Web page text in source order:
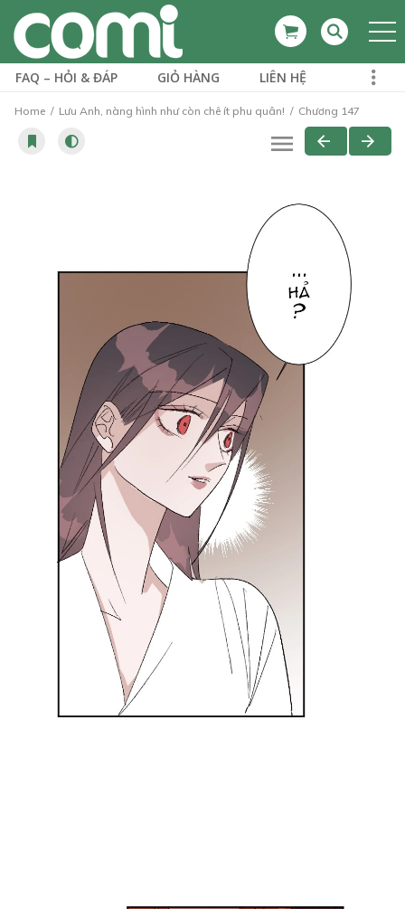
FAQ – HỎI & ĐÁP GIỎ HÀNG LIÊN HỆ
Home Lưu Anh, nàng hình như còn chê ít phu quân! Chương 147